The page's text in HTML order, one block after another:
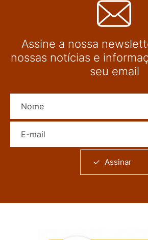
Assine a nossa
nossas notícias e
seu email
Assinar